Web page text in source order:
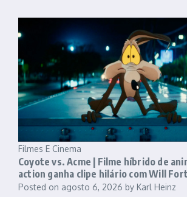
Filmes E Cinema
Coyote vs. Acme | Filme híbrido de
action ganha clipe hilário com Will
Posted on agosto 6, 2026 by Karl Heinz